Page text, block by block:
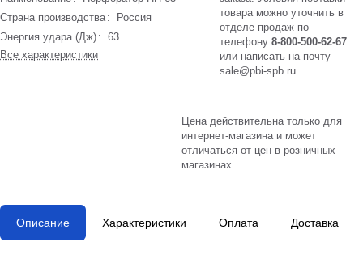
Страна производства :
Россия
Энергия удара (Дж) : 63
Все характеристики
товара можно уточнить в
отделе продаж по
телефону 8-800-500-62-67
или написать на почту
sale@pbi-spb.ru.
Цена действительна только для
интернет-магазина и может
отличаться от цен в розничных
магазинах
Описание Характеристики Оплата Доставка